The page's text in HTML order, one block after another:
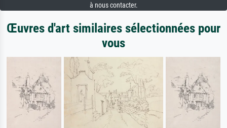
à nous contacter.
Œuvres d'art similaires sélectionnées pour
vous